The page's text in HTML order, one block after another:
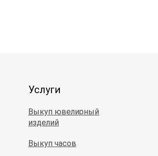
Услуги
Выкуп ювелирный
изделий
Выкуп часов